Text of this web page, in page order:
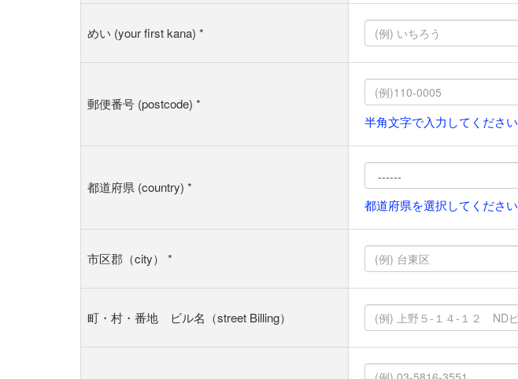
めい (your first kana) *
郵便番号 (postcode) *
半角文字で入力してください
都道府県 (country) *
都道府県を選択してください
市区郡（city） *
町・村・番地 ビル名（street Billing）